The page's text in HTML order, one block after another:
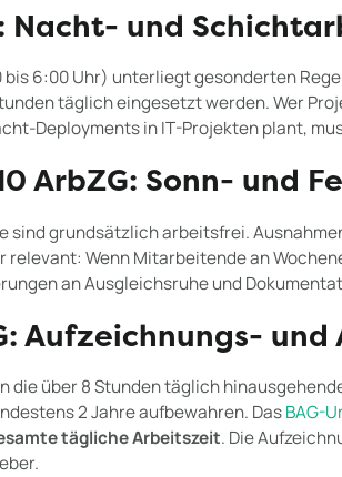
Nacht- und
6:00 Uhr) unterliegt gesonderten
täglich eingesetzt werden. Wer
Deployments in IT-Projekten plant,
ArbZG: Sonn- und
sind grundsätzlich arbeitsfrei.
Wenn Mitarbeitende an
an Ausgleichsruhe und
Aufzeichnungs-
die über 8 Stunden täglich
2 Jahre aufbewahren. DasBAG-
tägliche Arbeitszeit. Die